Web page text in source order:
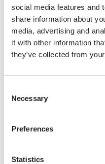
social media features and
share information about
media, advertising and
it with other information
they’ve collected from
Selection
Necessary
Preferences
Statistics
gesagt Achtsamkeit.
psychophysische
optimalem
Bewusstsein zu
pädagogische
jedem Moment der